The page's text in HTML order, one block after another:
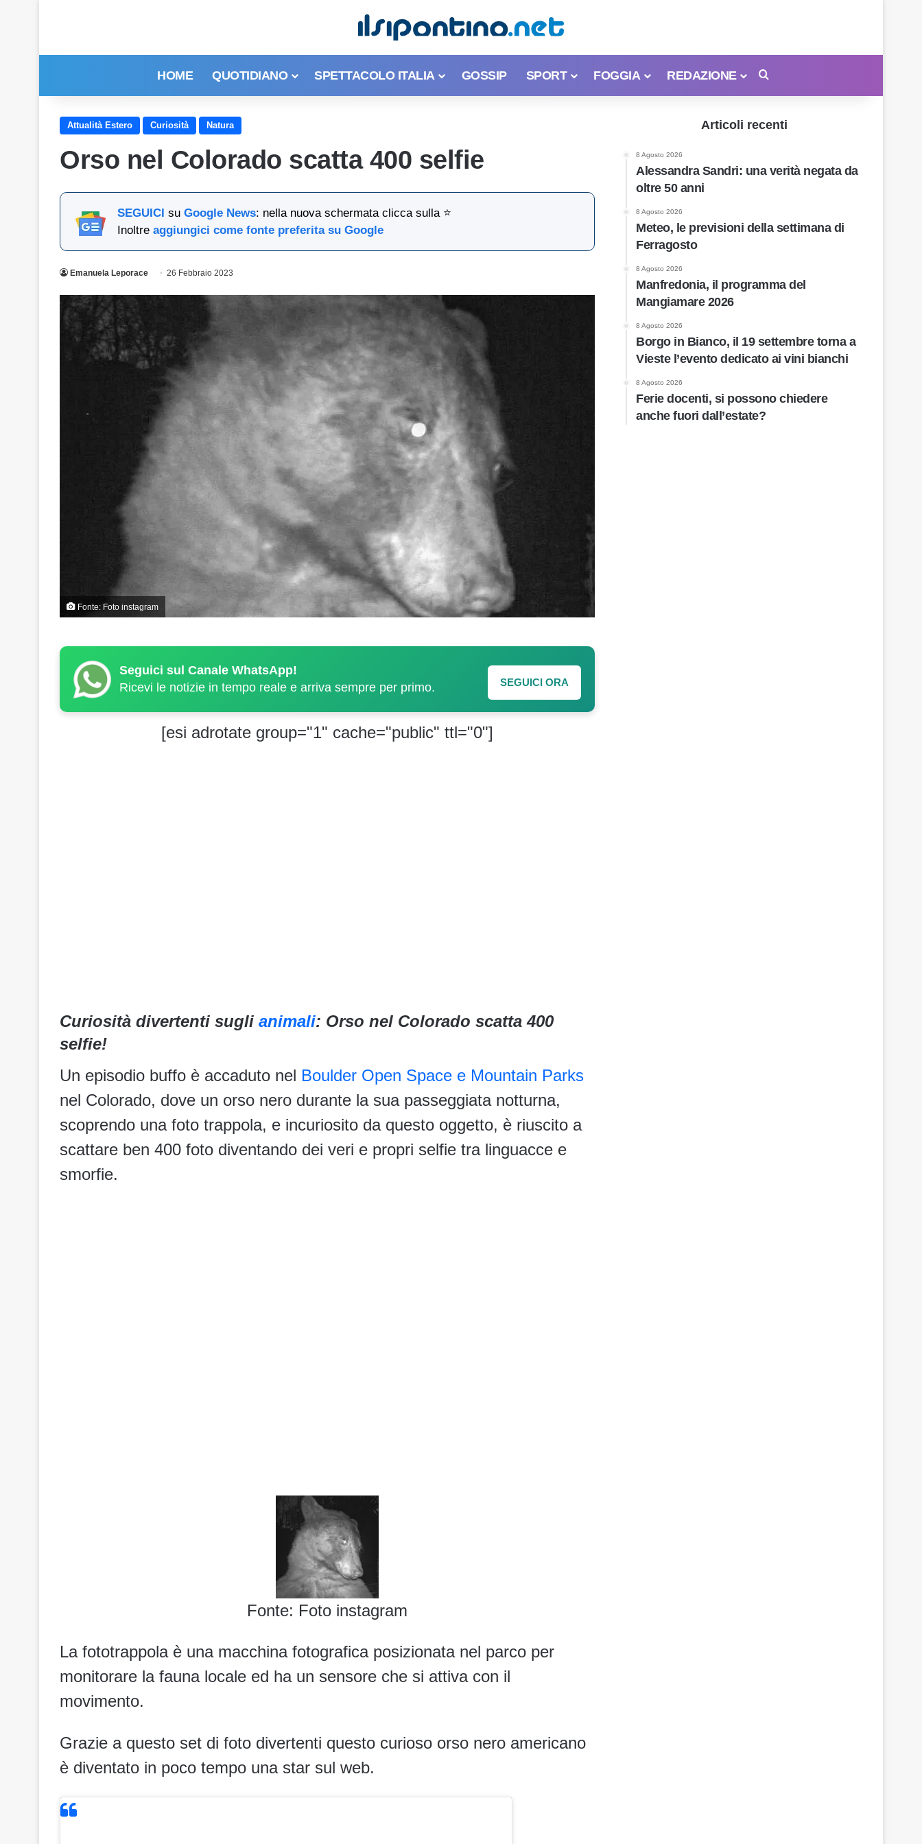
HOME QUOTIDIANO SPETTACOLO ITALIA GOSSIP SPORT FOGGIA REDAZIONE
Attualità Estero Curiosità Natura
Orso nel Colorado scatta 400 selfie
SEGUICI su Google News: nella nuova schermata clicca sulla ⭐
Inoltre aggiungici come fonte preferita su Google
Emanuela Leporace 26 Febbraio 2023
Fonte: Foto instagram
Seguici sul Canale WhatsApp!
Ricevi le notizie in tempo reale e arriva sempre per primo.
SEGUICI ORA
[esi adrotate group="1" cache="public" ttl="0"]
Curiosità divertenti sugli animali: Orso nel Colorado scatta 400
selfie!
Un episodio buffo è accaduto nel Boulder Open Space e Mountain Parks
nel Colorado, dove un orso nero durante la sua passeggiata notturna,
scoprendo una foto trappola, e incuriosito da questo oggetto, è riuscito a
scattare ben 400 foto diventando dei veri e propri selfie tra linguacce e
smorfie.
Fonte: Foto instagram
La fototrappola è una macchina fotografica posizionata nel parco per
monitorare la fauna locale ed ha un sensore che si attiva con il
movimento.
Grazie a questo set di foto divertenti questo curioso orso nero americano
è diventato in poco tempo una star sul web.
Articoli recenti
8 Agosto 2026
Alessandra Sandri: una verità negata da
oltre 50 anni
8 Agosto 2026
Meteo, le previsioni della settimana di
Ferragosto
8 Agosto 2026
Manfredonia, il programma del
Mangiamare 2026
8 Agosto 2026
Borgo in Bianco, il 19 settembre torna a
Vieste l’evento dedicato ai vini bianchi
8 Agosto 2026
Ferie docenti, si possono chiedere
anche fuori dall’estate?